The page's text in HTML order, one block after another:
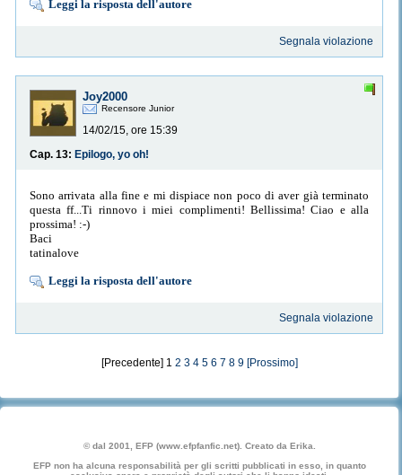
Leggi la risposta dell'autore
Segnala violazione
Joy2000
Recensore Junior
14/02/15, ore 15:39
Cap. 13: Epilogo, yo oh!
Sono arrivata alla fine e mi dispiace non poco di aver già terminato
questa ff...Ti rinnovo i miei complimenti! Bellissima! Ciao e alla
prossima! :-)
Baci
tatinalove
Leggi la risposta dell'autore
Segnala violazione
[Precedente] 1 2 3 4 5 6 7 8 9 [Prossimo]
© dal 2001, EFP (www.efpfanfic.net). Creato da Erika.
EFP non ha alcuna responsabilità per gli scritti pubblicati in esso, in quanto